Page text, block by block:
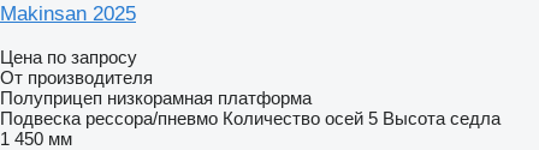
Makinsan 2025
Цена по запросу
От производителя
Полуприцеп низкорамная платформа
Подвеска рессора/пневмо Количество осей 5 Высота седла
1 450 мм